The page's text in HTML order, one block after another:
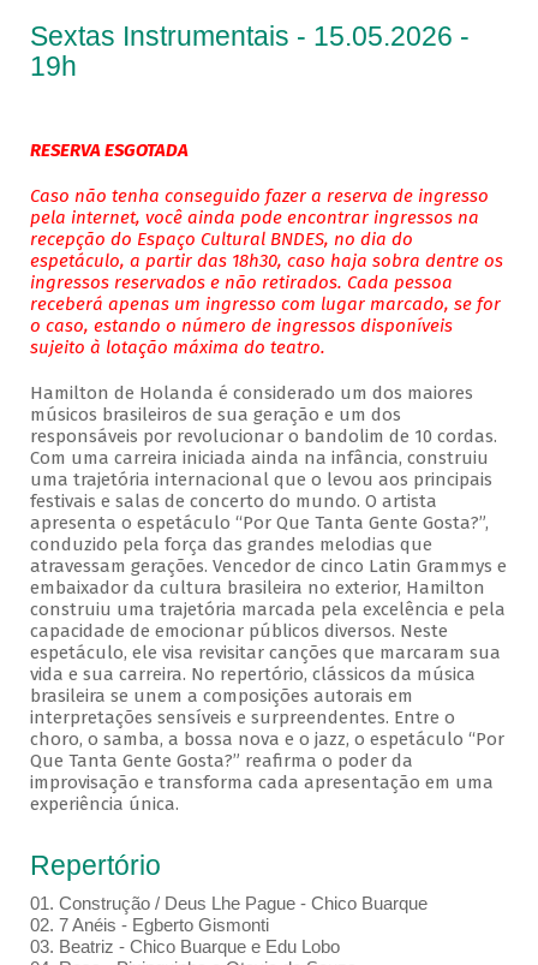
Sextas Instrumentais - 15.05.2026 -
19h
RESERVA ESGOTADA
Caso não tenha conseguido fazer a reserva de ingresso
pela internet, você ainda pode encontrar ingressos na
recepção do Espaço Cultural BNDES, no dia do
espetáculo, a partir das 18h30, caso haja sobra dentre os
ingressos reservados e não retirados. Cada pessoa
receberá apenas um ingresso com lugar marcado, se for
o caso, estando o número de ingressos disponíveis
sujeito à lotação máxima do teatro.
Hamilton de Holanda é considerado um dos maiores
músicos brasileiros de sua geração e um dos
responsáveis por revolucionar o bandolim de 10 cordas.
Com uma carreira iniciada ainda na infância, construiu
uma trajetória internacional que o levou aos principais
festivais e salas de concerto do mundo. O artista
apresenta o espetáculo “Por Que Tanta Gente Gosta?”,
conduzido pela força das grandes melodias que
atravessam gerações. Vencedor de cinco Latin Grammys e
embaixador da cultura brasileira no exterior, Hamilton
construiu uma trajetória marcada pela excelência e pela
capacidade de emocionar públicos diversos. Neste
espetáculo, ele visa revisitar canções que marcaram sua
vida e sua carreira. No repertório, clássicos da música
brasileira se unem a composições autorais em
interpretações sensíveis e surpreendentes. Entre o
choro, o samba, a bossa nova e o jazz, o espetáculo “Por
Que Tanta Gente Gosta?” reafirma o poder da
improvisação e transforma cada apresentação em uma
experiência única.
Repertório
01. Construção / Deus Lhe Pague - Chico Buarque
02. 7 Anéis - Egberto Gismonti
03. Beatriz - Chico Buarque e Edu Lobo